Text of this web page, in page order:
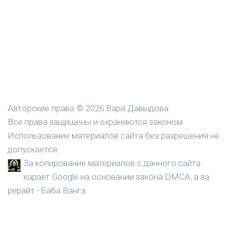
Авторские права © 2026 Варя Давыдова
Все права защищены и охраняются законом.
Использование материалов сайта без разрешения не
допускается.
За копирование материалов с данного сайта
карает Google на основании закона DMCA, а за
рерайт - Баба Ванга.